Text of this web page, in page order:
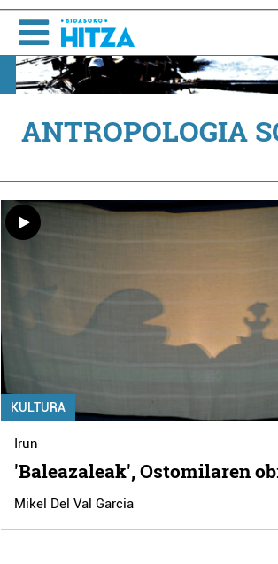
ANTROPOLOGIA
KULTURA
Irun
'Baleazaleak', Ostomilaren
Mikel Del Val Garcia